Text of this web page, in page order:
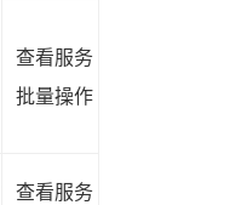
查看服务
批量操作
查看服务